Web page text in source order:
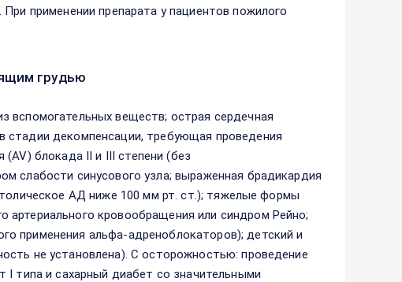
применении препарата у пациентов пожилого
грудью
вспомогательных веществ; острая сердечная
стадии декомпенсации, требующая проведения
(AV) блокада II и III степени (без
слабости синусового узла; выраженная брадикардия
АД ниже 100 мм рт. ст.); тяжелые формы
артериального кровообращения или синдром Рейно;
применения альфа-адреноблокаторов); детский и
не установлена). С осторожностью: проведение
I типа и сахарный диабет со значительными